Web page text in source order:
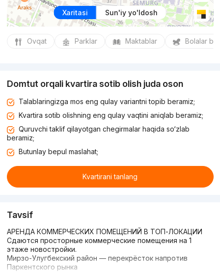
Xaritasi Sun'iy yo'ldosh
Ovqat Parklar Maktablar Bolalar
Domtut orqali kvartira sotib olish juda oson
Talablaringizga mos eng qulay variantni topib beramiz;
Kvartira sotib olishning eng qulay vaqtini aniqlab beramiz;
Quruvchi taklif qilayotgan chegirmalar haqida so‘zlab
beramiz;
Butunlay bepul maslahat;
Kvartirani tanlang
Tavsif
АРЕНДА КОММЕРЧЕСКИХ ПОМЕЩЕНИЙ В ТОП-ЛОКАЦИИ
Сдаются просторные коммерческие помещения на 1
этаже новостройки.
Мирзо-Улугбекский район — перекрёсток напротив
Паркентского рынка